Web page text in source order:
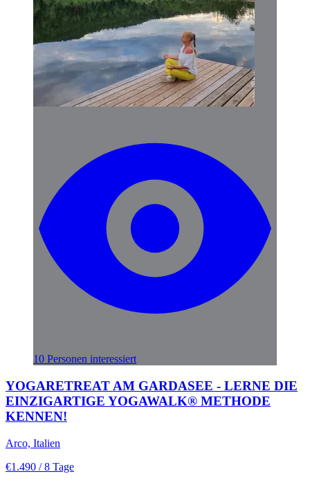
10 Personen interessiert
YOGARETREAT AM GARDASEE - LERNE DIE
EINZIGARTIGE YOGAWALK® METHODE
KENNEN!
Arco, Italien
€1.490 / 8 Tage